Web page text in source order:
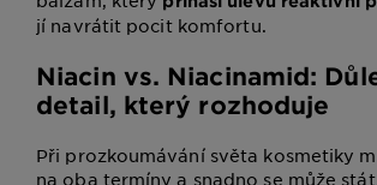
jí navrátit pocit komfortu.
Niacin vs. Niacinamid:
detail, který rozhoduje
Při prozkoumávání světa kosmetiky
na oba termíny a snadno se může